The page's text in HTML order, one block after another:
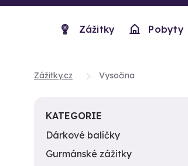
Zážitky Pobyty
Zážitky.cz Vysočina
KATEGORIE
Dárkové balíčky
Gurmánské zážitky